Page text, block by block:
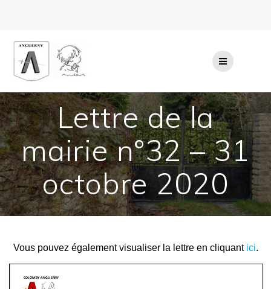
Lettre de la
mairie n°32 – 31
octobre 2020
Vous pouvez également visualiser la lettre en cliquant ici.